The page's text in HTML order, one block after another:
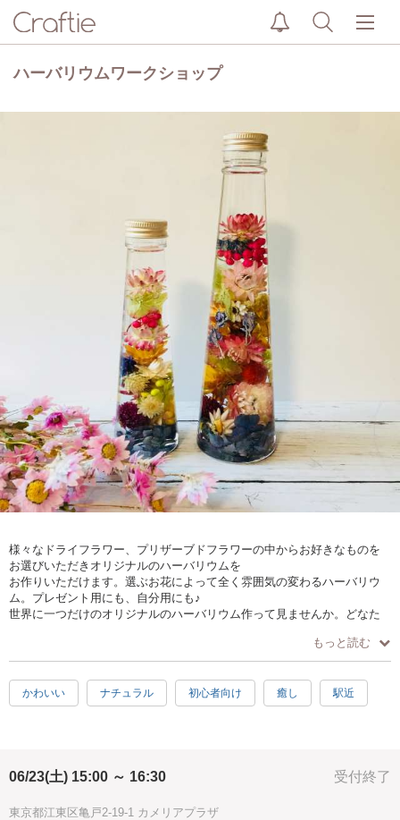
ハーバリウムワークショップ
様々なドライフラワー、プリザーブドフラワーの中からお好きなものを
お選びいただきオリジナルのハーバリウムを
お作りいただけます。選ぶお花によって全く雰囲気の変わるハーバリウ
ム。プレゼント用にも、自分用にも♪
世界に一つだけのオリジナルのハーバリウム作って見ませんか。どなた
もっと読む
かわいい ナチュラル 初心者向け 癒し 駅近
受付終了
06/23(土) 15:00 ～ 16:30
東京都江東区亀戸2-19-1 カメリアプラザ